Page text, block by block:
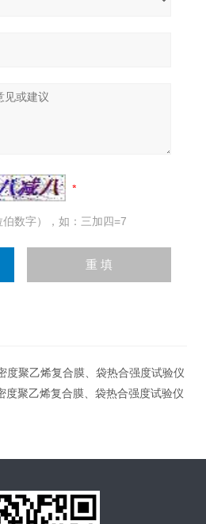
数字），如：三加四=7
度聚乙烯复合膜、袋热合强度试验仪
度聚乙烯复合膜、袋热合强度试验仪